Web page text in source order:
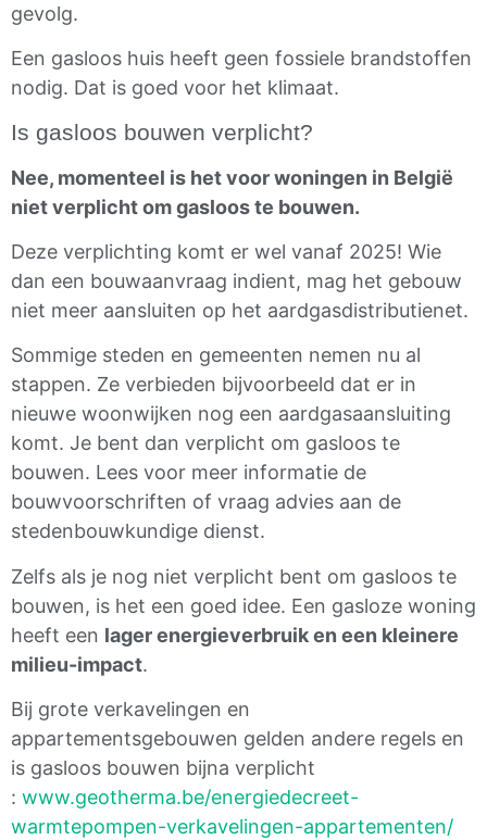
gevolg.
Een gasloos huis heeft geen fossiele brandstoffen
nodig. Dat is goed voor het klimaat.
Is gasloos bouwen verplicht?
Nee, momenteel is het voor woningen in België
niet verplicht om gasloos te bouwen.
Deze verplichting komt er wel vanaf 2025! Wie
dan een bouwaanvraag indient, mag het gebouw
niet meer aansluiten op het aardgasdistributienet.
Sommige steden en gemeenten nemen nu al
stappen. Ze verbieden bijvoorbeeld dat er in
nieuwe woonwijken nog een aardgasaansluiting
komt. Je bent dan verplicht om gasloos te
bouwen. Lees voor meer informatie de
bouwvoorschriften of vraag advies aan de
stedenbouwkundige dienst.
Zelfs als je nog niet verplicht bent om gasloos te
bouwen, is het een goed idee. Een gasloze woning
heeft een lager energieverbruik en een kleinere
milieu-impact.
Bij grote verkavelingen en
appartementsgebouwen gelden andere regels en
is gasloos bouwen bijna verplicht
: www.geotherma.be/energiedecreet-
warmtepompen-verkavelingen-appartementen/